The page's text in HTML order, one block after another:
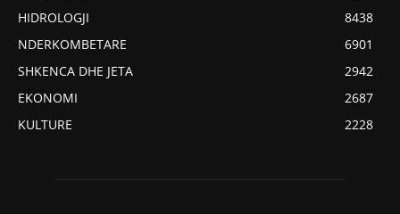
HIDROLOGJI
8438
NDERKOMBETARE
6901
SHKENCA DHE JETA
2942
EKONOMI
2687
KULTURE
2228